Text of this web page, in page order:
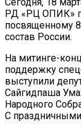
РД «РЦ ОПИК»
посвященному
состав России.
На митинге-
поддержку
выступили
Сайгидпаша
Народного
С